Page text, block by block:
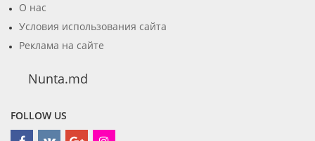
О нас
Условия использования сайта
Реклама на сайте
Nunta.md
FOLLOW US